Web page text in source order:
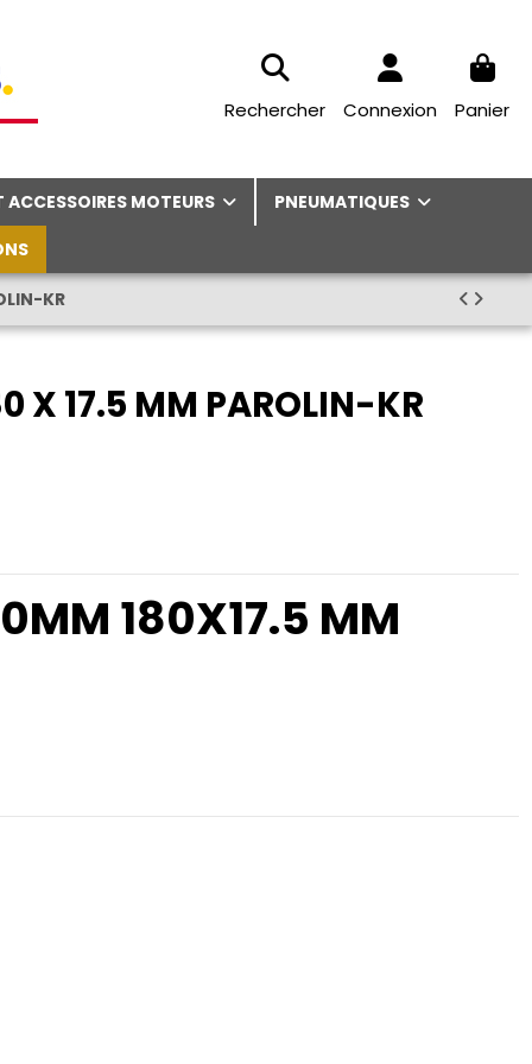
Rechercher Connexion Panier
ACCESSOIRES MOTEURS
PNEUMATIQUES
KR
X 17.5 MM PAROLIN-KR
180X17.5 MM